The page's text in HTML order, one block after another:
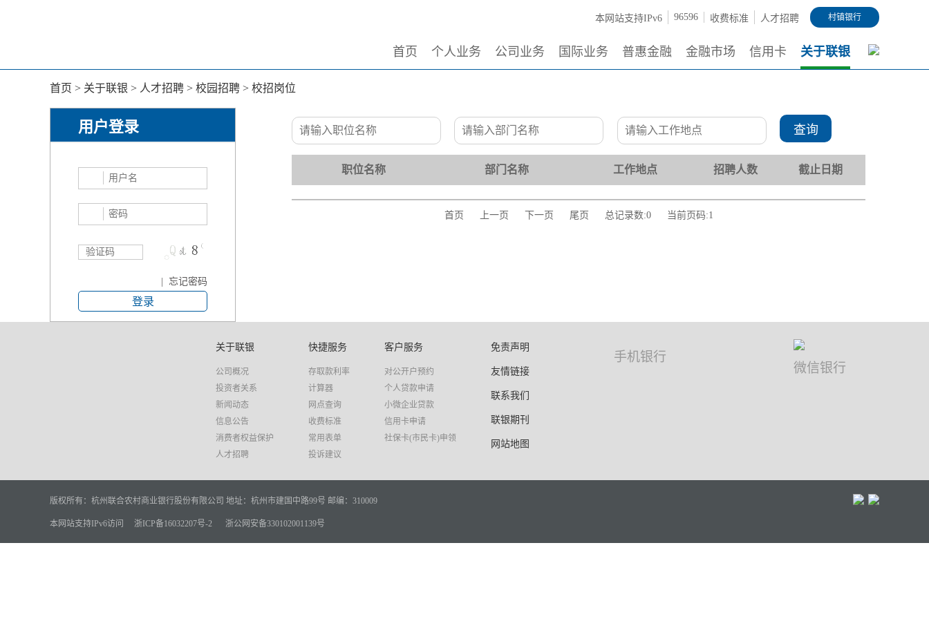
本网站支持IPv6 96596 收费标准 人才招聘 村镇银行
首页 个人业务 公司业务 国际业务 普惠金融 金融市场 信用卡 关于联银
首页 > 关于联银 > 人才招聘 > 校园招聘 > 校招岗位
用户登录
忘记密码
职位名称 部门名称 工作地点 招聘人数 截止日期
首页 上一页 下一页 尾页 总记录数:0 当前页码:1
关于联银
公司概况
投资者关系
新闻动态
信息公告
消费者权益保护
人才招聘
快捷服务
存取款利率
计算器
网点查询
收费标准
常用表单
投诉建议
客户服务
对公开户预约
个人贷款申请
小微企业贷款
信用卡申请
社保卡(市民卡)申领
免责声明
友情链接
联系我们
联银期刊
网站地图
手机银行
微信银行
版权所有：杭州联合农村商业银行股份有限公司 地址：杭州市建国中路99号 邮编：310009
本网站支持IPv6访问 浙ICP备16032207号-2 浙公网安备330102001139号